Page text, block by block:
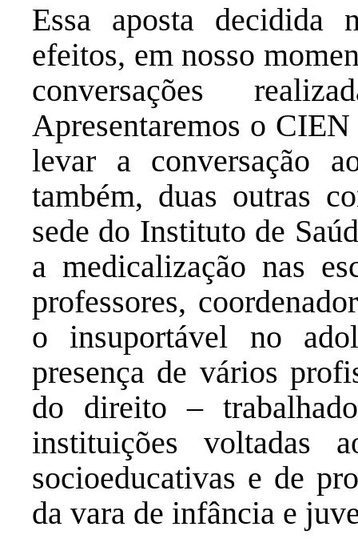
Essa aposta decidida
efeitos, em nosso
conversações
Apresentaremos o
levar a conversação
também, duas outras
sede do Instituto de
a medicalização nas
professores,
o insuportável no
presença de vários
do direito –
instituições voltadas
socioeducativas e de
da vara de infância e